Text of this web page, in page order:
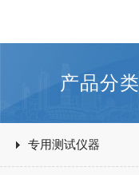
产品分类
专用测试仪器